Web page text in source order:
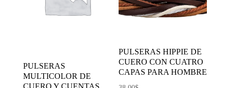
PULSERAS
MULTICOLOR DE
PULSERAS HIPPIE DE
CUERO CON CUATRO
CAPAS PARA HOMBRE